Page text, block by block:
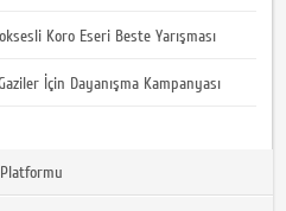
Koro Eseri Beste Yarışması
İçin Dayanışma Kampanyası